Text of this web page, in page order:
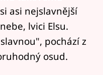
asi nejslavnější
lvici Elsu.
pochází z
osud.